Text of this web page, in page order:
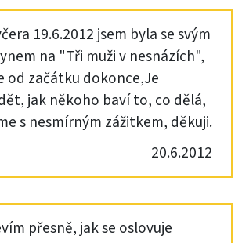
19.6.2012 jsem byla se svým
na "Tři muži v nesnázích",
od začátku dokonce,Je
jak někoho baví to, co dělá,
s nesmírným zážitkem, děkuji.
20.6.2012
přesně, jak se oslovuje